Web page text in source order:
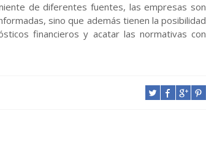
de diferentes fuentes, las empresas son
sino que además tienen la posibilidad
financieros y acatar las normativas con